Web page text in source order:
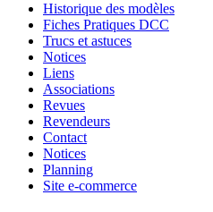
Historique des modèles
Fiches Pratiques DCC
Trucs et astuces
Notices
Liens
Associations
Revues
Revendeurs
Contact
Notices
Planning
Site e-commerce